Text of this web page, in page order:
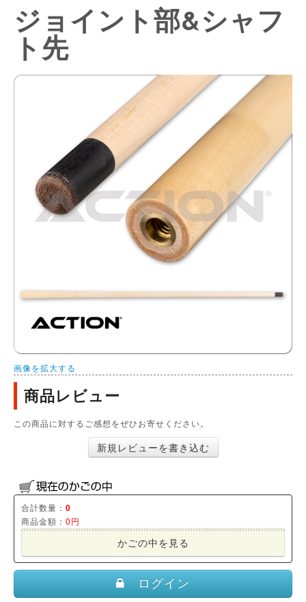
ジョイント部&シャフ
ト先
画像を拡大する
商品レビュー
この商品に対するご感想をぜひお寄せください。
新規レビューを書き込む
合計数量： 0
商品金額： 0円
かごの中を見る
ログイン